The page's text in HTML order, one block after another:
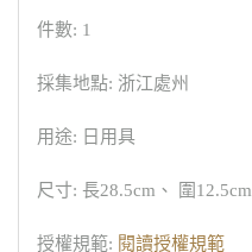
件數: 1
採集地點: 浙江處州
用途: 日用具
尺寸: 長28.5cm、 圍12.5cm
授權規範: 閱讀授權規範